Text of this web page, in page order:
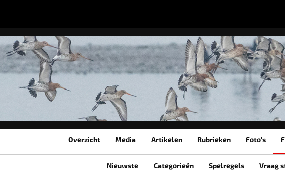
Overzicht Media Artikelen Rubrieken Foto's
Nieuwste Categorieën Spelregels Vraag